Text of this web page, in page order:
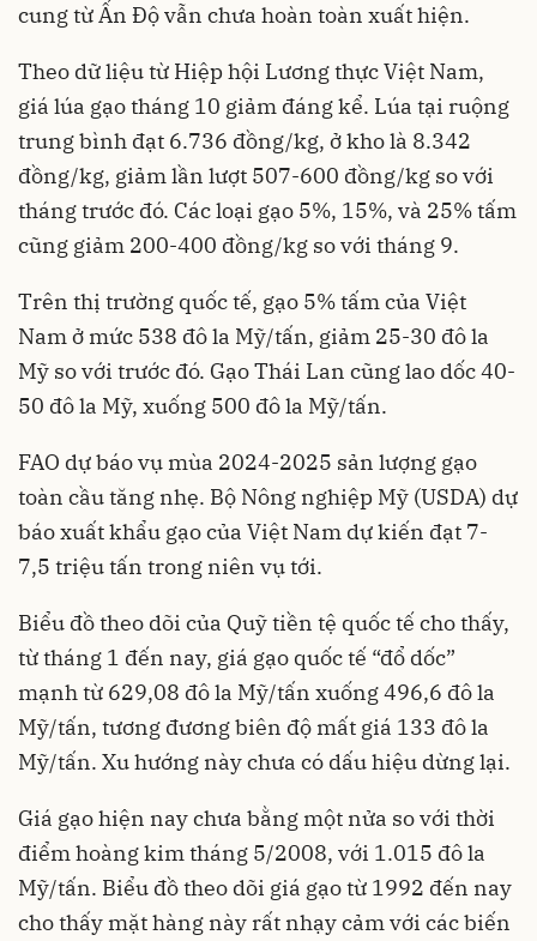
cung từ Ấn Độ vẫn chưa hoàn toàn xuất hiện.
Theo dữ liệu từ Hiệp hội Lương thực Việt Nam,
giá lúa gạo tháng 10 giảm đáng kể. Lúa tại ruộng
trung bình đạt 6.736 đồng/kg, ở kho là 8.342
đồng/kg, giảm lần lượt 507-600 đồng/kg so với
tháng trước đó. Các loại gạo 5%, 15%, và 25% tấm
cũng giảm 200-400 đồng/kg so với tháng 9.
Trên thị trường quốc tế, gạo 5% tấm của Việt
Nam ở mức 538 đô la Mỹ/tấn, giảm 25-30 đô la
Mỹ so với trước đó. Gạo Thái Lan cũng lao dốc 40-
50 đô la Mỹ, xuống 500 đô la Mỹ/tấn.
FAO dự báo vụ mùa 2024-2025 sản lượng gạo
toàn cầu tăng nhẹ. Bộ Nông nghiệp Mỹ (USDA) dự
báo xuất khẩu gạo của Việt Nam dự kiến đạt 7-
7,5 triệu tấn trong niên vụ tới.
Biểu đồ theo dõi của Quỹ tiền tệ quốc tế cho thấy,
từ tháng 1 đến nay, giá gạo quốc tế “đổ dốc”
mạnh từ 629,08 đô la Mỹ/tấn xuống 496,6 đô la
Mỹ/tấn, tương đương biên độ mất giá 133 đô la
Mỹ/tấn. Xu hướng này chưa có dấu hiệu dừng lại.
Giá gạo hiện nay chưa bằng một nửa so với thời
điểm hoàng kim tháng 5/2008, với 1.015 đô la
Mỹ/tấn. Biểu đồ theo dõi giá gạo từ 1992 đến nay
cho thấy mặt hàng này rất nhạy cảm với các biến